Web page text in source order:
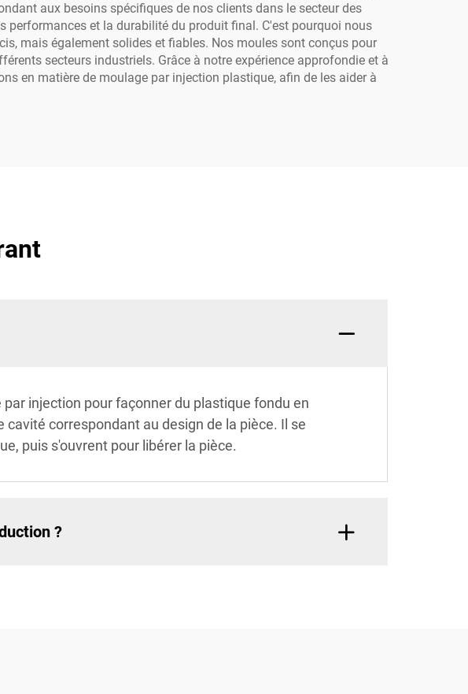
aux besoins spécifiques de nos clients dans le secteur des
et la durabilité du produit final. C'est pourquoi nous
mais également solides et fiables. Nos moules sont conçus pour
secteurs industriels. Grâce à notre expérience approfondie et à
en matière de moulage par injection plastique, afin de les aider à
injection pour façonner du plastique fondu en
correspondant au design de la pièce. Il se
puis s'ouvrent pour libérer la pièce.
?